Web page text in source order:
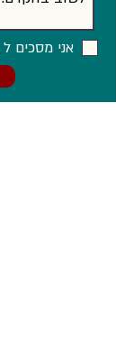
אני מסכים ל